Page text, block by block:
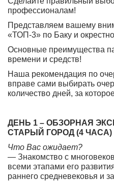
профессионалам!
Представляем вашему
«ТОП-3» по Баку и
Основные преимущества
времени и средств!
Наша рекомендация по
вправе сами выбирать
количество дней, за
ДЕНЬ 1 – ОБЗОРНАЯ
СТАРЫЙ ГОРОД (4 ЧАСА)
Что Вас ожидает?
— Знакомство с
всеми этапами его
раннего средневековья и